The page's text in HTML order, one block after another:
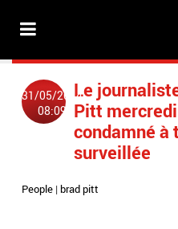
31/05/2014
08:09
Le
Pitt
condamné à
surveillée
People |brad pitt